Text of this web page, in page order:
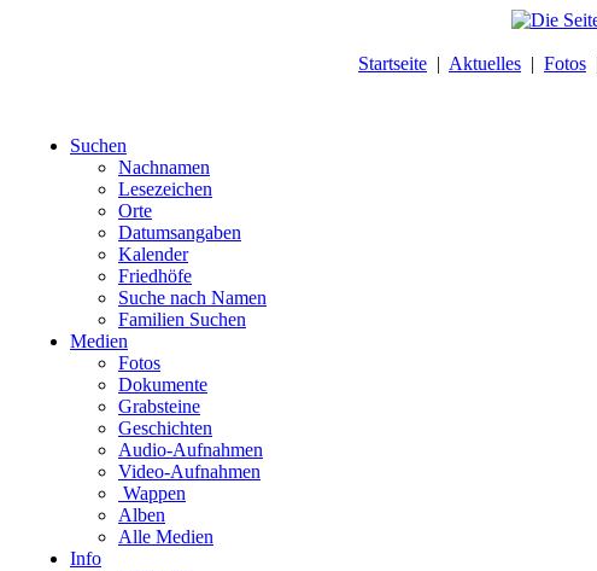
Startseite | Aktuelles | Fotos
Suchen
Nachnamen
Lesezeichen
Orte
Datumsangaben
Kalender
Friedhöfe
Suche nach Namen
Familien Suchen
Medien
Fotos
Dokumente
Grabsteine
Geschichten
Audio-Aufnahmen
Video-Aufnahmen
Wappen
Alben
Alle Medien
Info